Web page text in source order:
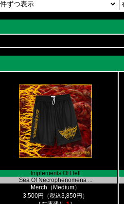
Implements Of Hell
Sea Of Necrophenomena ...
Merch（Medium）
3,500円（税込3,850円）